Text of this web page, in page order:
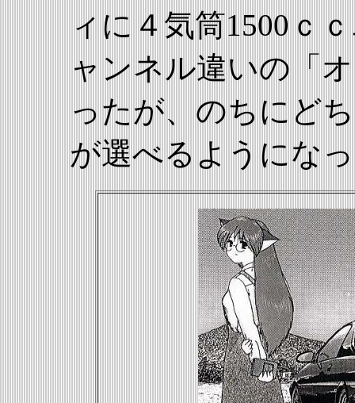
ィに４気筒1500ｃ
ャンネル違いの「
ったが、のちにど
が選べるようにな